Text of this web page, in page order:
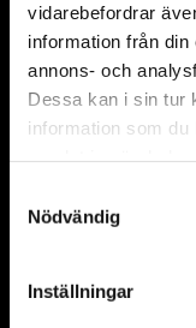
vidarebefordrar
information från
annons- och
Dessa kan i sin tur
information som du
Nödvändig
Inställningar